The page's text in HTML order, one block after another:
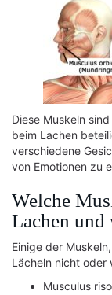
Diese Muskeln
beim Lachen
verschiedene
von Emotionen zu
Welche
Lachen und
Einige der
Lächeln nicht oder
Musculus